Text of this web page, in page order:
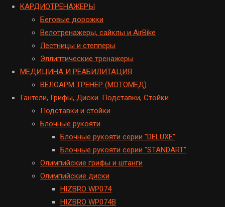
KАРДИОТРЕНАЖЕРЫ
Беговые дорожки
Велотренажеры, сайклы и AirBike
Лестницы и степперы
Эллиптические тренажеры
МЕДИЦИНА И РЕАБИЛИТАЦИЯ
ВЕЛОАРМ ТРЕНЕР (МОТОМЕД)
Гантели, Грифы, Диски. Подставки, Стойки
Подставки и стойки
Блочные рукояти
Блочные рукояти серии "DELUXE"
Блочные рукояти серии "STANDART"
Олимпийские грифы и штанги
Олимпийские диски
HIZBRO WP074
HIZBRO WP074B